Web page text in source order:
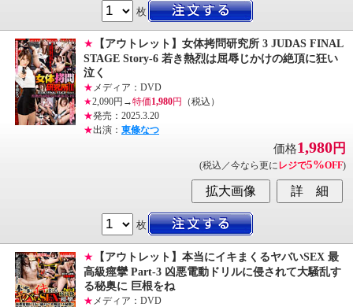
枚
★ 【アウトレット】女体拷問研究所 3 JUDAS FINAL
STAGE Story-6 若き熱烈は屈辱じかけの絶頂に狂い
泣く
★ メディア：DVD
★2,090円→特価1,980円
（税込）
★発売：2025.3.20
★出演： 東條なつ
価格1,980円
(税込／今なら更に レジで5%OFF)
枚
★ 【アウトレット】本当にイキまくるヤバいSEX 最
高級痙攣 Part-3 凶悪電動ドリルに侵されて大騒乱す
る秘奥に 巨根をね
★ メディア：DVD